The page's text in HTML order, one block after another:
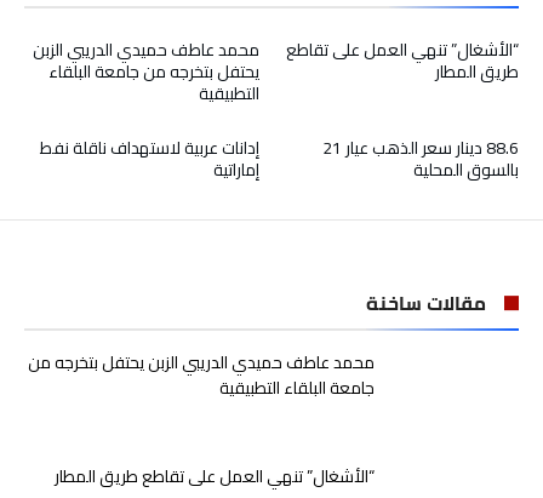
محمد عاطف حميدي الدريبي الزبن
يحتفل بتخرجه من جامعة البلقاء
التطبيقية
“الأشغال” تنهي العمل على تقاطع
طريق المطار
إدانات عربية لاستهداف ناقلة نفط
إماراتية
88.6 دينار سعر الذهب عيار 21
بالسوق المحلية
مقالات ساخنة
محمد عاطف حميدي الدريبي الزبن يحتفل بتخرجه من
جامعة البلقاء التطبيقية
“الأشغال” تنهي العمل على تقاطع طريق المطار